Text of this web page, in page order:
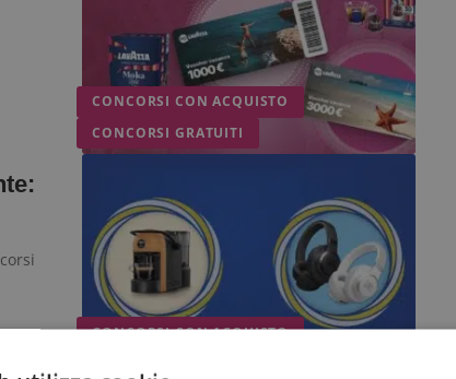
CONCORSI CON ACQUISTO
CONCORSI GRATUITI
CONCORSI CON ACQUISTO